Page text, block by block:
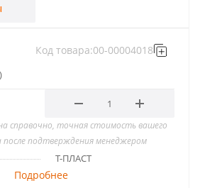
Код товара:00-00004018
справочно, точная стоимость вашего
после подтверждения менеджером
Т-ПЛАСТ
Подробнее